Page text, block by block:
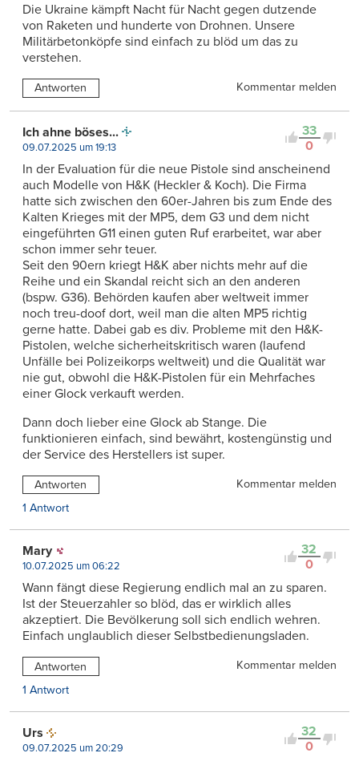
Die Ukraine kämpft Nacht für Nacht gegen dutzende
von Raketen und hunderte von Drohnen. Unsere
Militärbetonköpfe sind einfach zu blöd um das zu
verstehen.
Antworten Kommentar melden
33
0
Ich ahne böses...
09.07.2025 um 19:13
In der Evaluation für die neue Pistole sind anscheinend
auch Modelle von H&K (Heckler & Koch). Die Firma
hatte sich zwischen den 60er-Jahren bis zum Ende des
Kalten Krieges mit der MP5, dem G3 und dem nicht
eingeführten G11 einen guten Ruf erarbeitet, war aber
schon immer sehr teuer.
Seit den 90ern kriegt H&K aber nichts mehr auf die
Reihe und ein Skandal reicht sich an den anderen
(bspw. G36). Behörden kaufen aber weltweit immer
noch treu-doof dort, weil man die alten MP5 richtig
gerne hatte. Dabei gab es div. Probleme mit den H&K-
Pistolen, welche sicherheitskritisch waren (laufend
Unfälle bei Polizeikorps weltweit) und die Qualität war
nie gut, obwohl die H&K-Pistolen für ein Mehrfaches
einer Glock verkauft werden.
Dann doch lieber eine Glock ab Stange. Die
funktionieren einfach, sind bewährt, kostengünstig und
der Service des Herstellers ist super.
Antworten
Kommentar melden
1 Antwort
32
0
Mary
10.07.2025 um 06:22
Wann fängt diese Regierung endlich mal an zu sparen.
Ist der Steuerzahler so blöd, das er wirklich alles
akzeptiert. Die Bevölkerung soll sich endlich wehren.
Einfach unglaublich dieser Selbstbedienungsladen.
Antworten
Kommentar melden
1 Antwort
32
0
Urs
09.07.2025 um 20:29